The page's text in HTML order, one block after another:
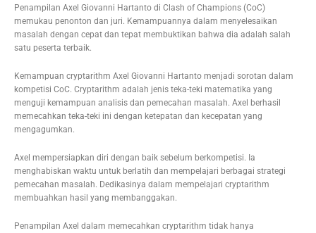
Penampilan Axel Giovanni Hartanto di Clash of Champions (CoC)
memukau penonton dan juri. Kemampuannya dalam menyelesaikan
masalah dengan cepat dan tepat membuktikan bahwa dia adalah salah
satu peserta terbaik.
Kemampuan cryptarithm Axel Giovanni Hartanto menjadi sorotan dalam
kompetisi CoC. Cryptarithm adalah jenis teka-teki matematika yang
menguji kemampuan analisis dan pemecahan masalah. Axel berhasil
memecahkan teka-teki ini dengan ketepatan dan kecepatan yang
mengagumkan.
Axel mempersiapkan diri dengan baik sebelum berkompetisi. Ia
menghabiskan waktu untuk berlatih dan mempelajari berbagai strategi
pemecahan masalah. Dedikasinya dalam mempelajari cryptarithm
membuahkan hasil yang membanggakan.
Penampilan Axel dalam memecahkan cryptarithm tidak hanya